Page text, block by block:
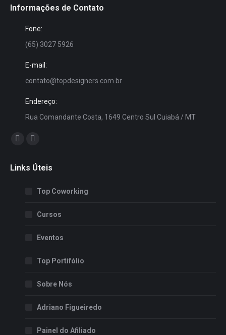
Informações de Contato
Fone:
(65) 3027 5926
E-mail:
contato@topdesigners.com.br
Endereço:
Rua Comandante Costa, 1649 Centro Sul Cuiabá / MT
Encontre-nos em:
opens
window
opens
window
Links Úteis
Top Coworking
Cursos
Eventos
Top Portifólio
Sobre Nós
Adriano Figueiredo
Painel do Afiliado